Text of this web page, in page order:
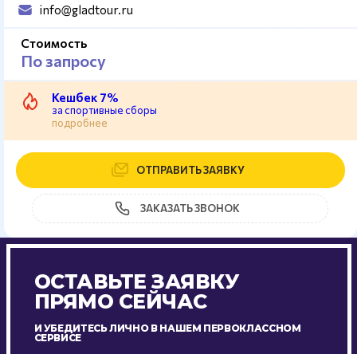
info@gladtour.ru
Стоимость
По запросу
Кешбек 7%
за спортивные сборы
подробнее
ОТПРАВИТЬ ЗАЯВКУ
ЗАКАЗАТЬ ЗВОНОК
ОСТАВЬТЕ ЗАЯВКУ
ПРЯМО СЕЙЧАС
И УБЕДИТЕСЬ ЛИЧНО В НАШЕМ ПЕРВОКЛАССНОМ
СЕРВИСЕ